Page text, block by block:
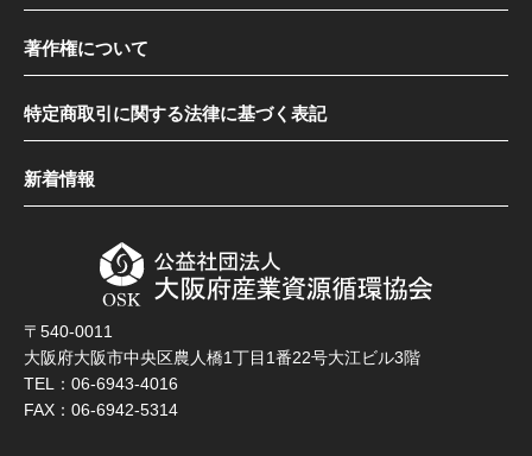
著作権について
特定商取引に関する法律に基づく表記
新着情報
〒540-0011
大阪府大阪市中央区農人橋1丁目1番22号大江ビル3階
TEL：06-6943-4016
FAX：06-6942-5314